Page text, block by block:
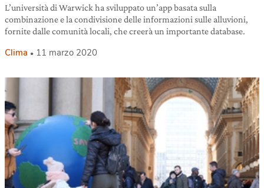
L’università di Warwick ha sviluppato un’app basata sulla
combinazione e la condivisione delle informazioni sulle alluvioni,
fornite dalle comunità locali, che creerà un importante database.
Clima 11 marzo 2020